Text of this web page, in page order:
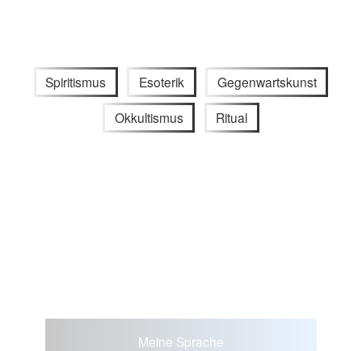
Spiritismus Esoterik Gegenwartskunst
Okkultismus Ritual
Meine Sprache